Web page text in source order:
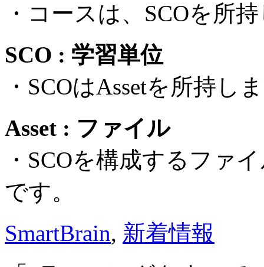
・コースは、SCOを所
SCO : 学習単位
・SCOはAssetを所持し
Asset : ファイル
・SCOを構成するファ
です。
SmartBrain, 新着情報